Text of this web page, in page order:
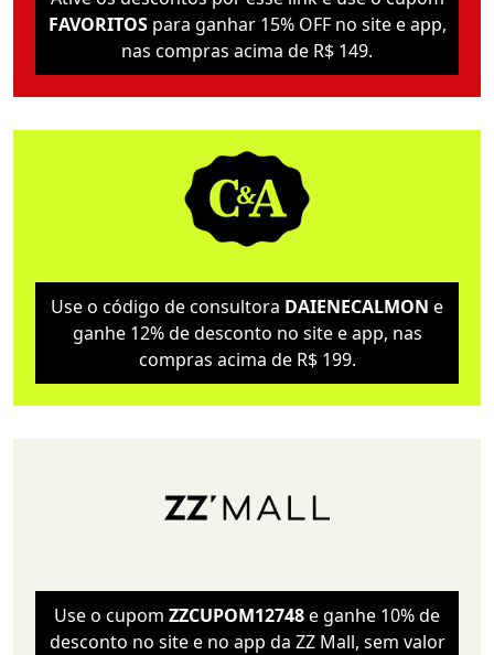
FAVORITOSpara ganhar 15% OFF no site e app,
nas compras acima de R$ 149.
Use o código de consultora DAIENECALMON e
ganhe 12% de desconto no site e app, nas
compras acima de R$ 199.
Use o cupom ZZCUPOM12748e ganhe 10% de
desconto no site e no app da ZZ Mall, sem valor